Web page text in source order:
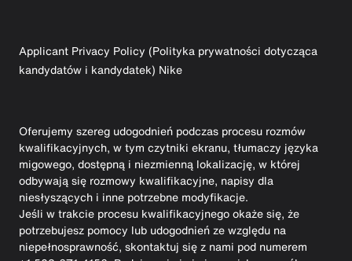
Applicant Privacy Policy (Polityka prywatności dotycząca
kandydatów i kandydatek) Nike
Oferujemy szereg udogodnień podczas procesu rozmów
kwalifikacyjnych, w tym czytniki ekranu, tłumaczy języka
migowego, dostępną i niezmienną lokalizację, w której
odbywają się rozmowy kwalifikacyjne, napisy dla
niesłyszących i inne potrzebne modyfikacje.
Jeśli w trakcie procesu kwalifikacyjnego okaże się, że
potrzebujesz pomocy lub udogodnień ze względu na
niepełnosprawność, skontaktuj się z nami pod numerem